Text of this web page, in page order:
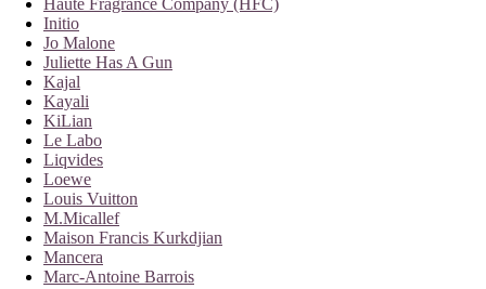
Haute Fragrance Company (HFC)
Initio
Jo Malone
Juliette Has A Gun
Kajal
Kayali
KiLian
Le Labo
Liqvides
Loewe
Louis Vuitton
M.Micallef
Maison Francis Kurkdjian
Mancera
Marc-Antoine Barrois